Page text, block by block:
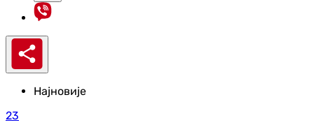
Најновије
23